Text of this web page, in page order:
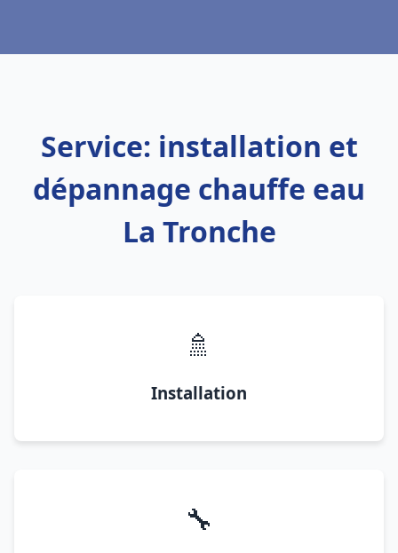
Service: installation et
dépannage chauffe eau
La Tronche
🚿
Installation
🔧